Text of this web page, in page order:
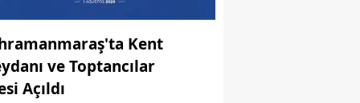
Kent
ve Toptancılar
Açıldı